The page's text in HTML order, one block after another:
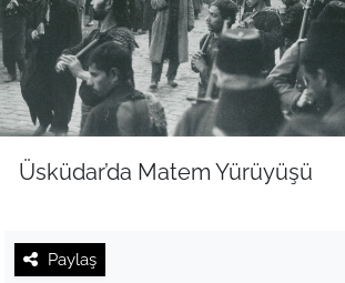
Üsküdar’da Matem Yürüyüşü
Paylaş